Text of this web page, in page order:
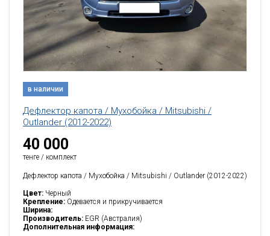
в наличии
Дефлектор капота / Мухобойка / Mitsubishi /
Outlander (2012-2022)
40 000
тенге / комплект
Дефлектор капота / Мухобойка / Mitsubishi / Outlander (2012-2022)
Цвет: Черный
Крепление: Одевается и прикручивается
Ширина:
Производитель: EGR (Австралия)
Дополнительная информация: